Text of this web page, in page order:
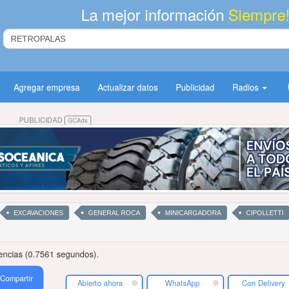
La mejor información Siempre!
Agregar empresa Actualizar datos Publicidad Radios
PUBLICIDAD GCAds
EXCAVACIONES GENERAL ROCA MINICARGADORA CIPOLLETTI
(0.7561 segundos).
Compartir Abierto ahora WhatsApp Con Delivery